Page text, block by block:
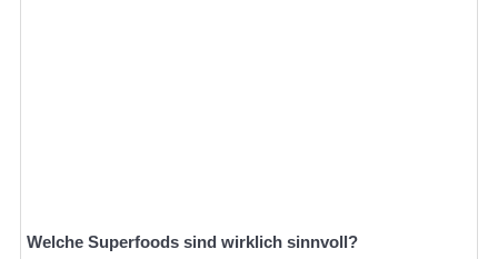
Welche Superfoods sind wirklich sinnvoll?